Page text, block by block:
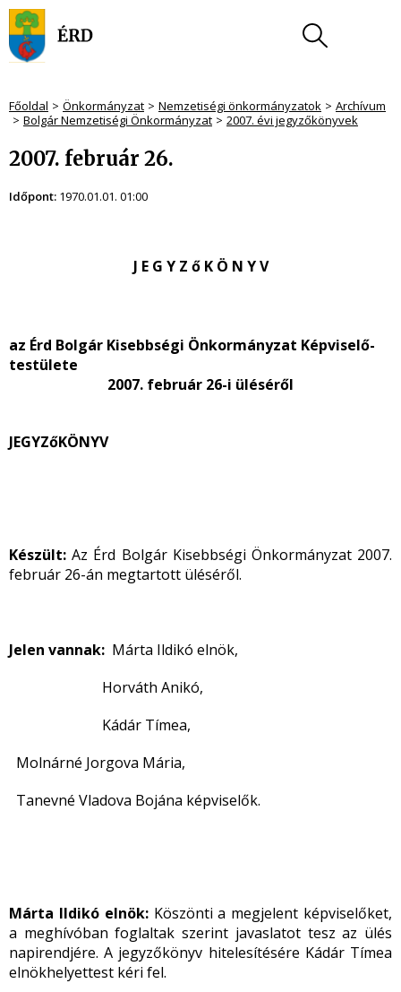
Főoldal Önkormányzat Nemzetiségi önkormányzatok
Archívum
Bolgár Nemzetiségi Önkormányzat
2007. évi jegyzőkönyvek
2007. február 26.
Időpont: 1970.01.01. 01:00
J E G Y Z ő K Ö N Y V
az Érd Bolgár Kisebbségi Önkormányzat Képviselő-
testülete
2007. február 26-i üléséről
JEGYZőKÖNYV
Készült: Az Érd Bolgár Kisebbségi Önkormányzat 2007.
február 26-án megtartott üléséről.
Jelen vannak: Márta Ildikó elnök,
Horváth Anikó,
Kádár Tímea,
Molnárné Jorgova Mária,
Tanevné Vladova Bojána képviselők.
Márta Ildikó elnök: Köszönti a megjelent képviselőket,
a meghívóban foglaltak szerint javaslatot tesz az ülés
napirendjére. A jegyzőkönyv hitelesítésére Kádár Tímea
elnökhelyettest kéri fel.